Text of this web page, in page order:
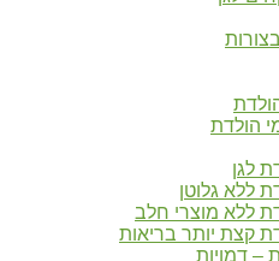
הולדת
לגן
ללא גלוטן
ללא מוצרי חלב
קצת יותר בריאות
– דמויות